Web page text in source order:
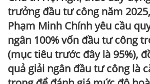
trưởng đầu tư công năm
Phạm Minh Chính yêu cầu
ngân 100% vốn đầu tư công
(mục tiêu trước đây là 95%),
quả giải ngân đầu tư công là